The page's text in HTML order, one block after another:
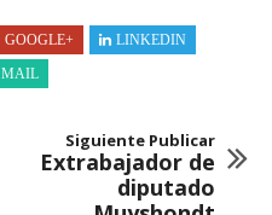
GOOGLE+
LINKEDIN
MAIL
Siguiente Publicar
Extrabajador de
diputado